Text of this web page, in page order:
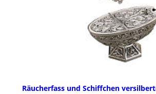
Räucherfass und Schiffchen